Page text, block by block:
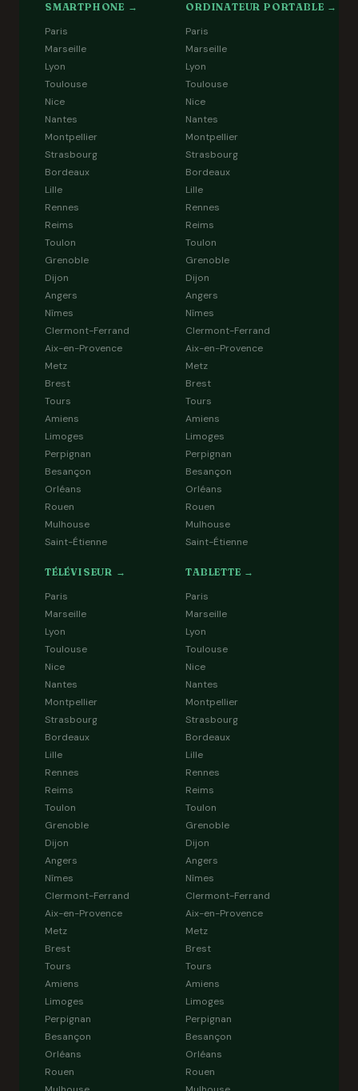
SMARTPHONE →
Paris
Marseille
Lyon
Toulouse
Nice
Nantes
Montpellier
Strasbourg
Bordeaux
Lille
Rennes
Reims
Toulon
Grenoble
Dijon
Angers
Nîmes
Clermont-Ferrand
Aix-en-Provence
Metz
Brest
Tours
Amiens
Limoges
Perpignan
Besançon
Orléans
Rouen
Mulhouse
Saint-Étienne
ORDINATEUR PORTABLE →
Paris
Marseille
Lyon
Toulouse
Nice
Nantes
Montpellier
Strasbourg
Bordeaux
Lille
Rennes
Reims
Toulon
Grenoble
Dijon
Angers
Nîmes
Clermont-Ferrand
Aix-en-Provence
Metz
Brest
Tours
Amiens
Limoges
Perpignan
Besançon
Orléans
Rouen
Mulhouse
Saint-Étienne
TÉLÉVISEUR →
Paris
Marseille
Lyon
Toulouse
Nice
Nantes
Montpellier
Strasbourg
Bordeaux
Lille
Rennes
Reims
Toulon
Grenoble
Dijon
Angers
Nîmes
Clermont-Ferrand
Aix-en-Provence
Metz
Brest
Tours
Amiens
Limoges
Perpignan
Besançon
Orléans
Rouen
TABLETTE →
Paris
Marseille
Lyon
Toulouse
Nice
Nantes
Montpellier
Strasbourg
Bordeaux
Lille
Rennes
Reims
Toulon
Grenoble
Dijon
Angers
Nîmes
Clermont-Ferrand
Aix-en-Provence
Metz
Brest
Tours
Amiens
Limoges
Perpignan
Besançon
Orléans
Rouen